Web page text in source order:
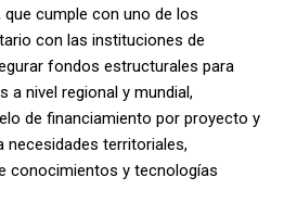
que cumple con uno de los
con las instituciones de
fondos estructurales para
a nivel regional y mundial,
de financiamiento por proyecto y
territoriales,
conocimientos y tecnologías